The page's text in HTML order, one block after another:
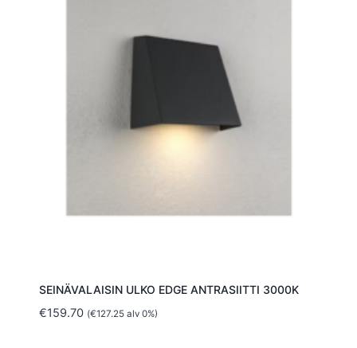
SEINÄVALAISIN ULKO EDGE ANTRASIITTI 3000K
€159.70 (€127.25alv 0%)